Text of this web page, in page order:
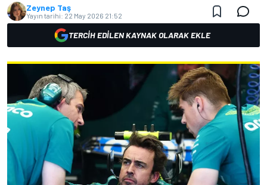
Zeynep Taş
Yayın tarihi: 22 May 2026 21:52
TERCIH EDILEN KAYNAK OLARAK EKLE